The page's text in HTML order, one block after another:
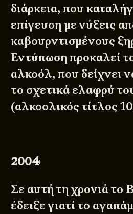
διάρκεια, που
επίγευση με νύξεις
καβουρντισμένους
Εντύπωση προκαλεί
αλκοόλ, που δείχνει
το σχετικά ελαφρύ
(αλκοολικός τίτλος
2004
Σε αυτή τη χρονιά το
έδειξε γιατί το